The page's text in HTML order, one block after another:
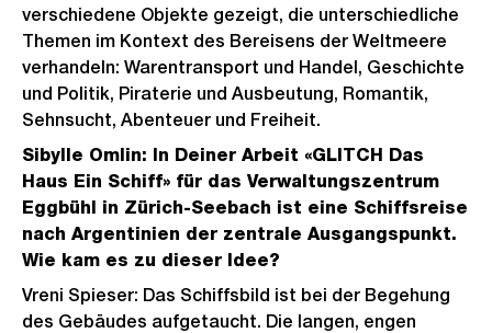
verschiedene Objekte gezeigt, die unterschiedliche
Themen im Kontext des Bereisens der Weltmeere
verhandeln: Warentransport und Handel, Geschichte
und Politik, Piraterie und Ausbeutung, Romantik,
Sehnsucht, Abenteuer und Freiheit.
Sibylle Omlin: In Deiner Arbeit «GLITCH Das
Haus Ein Schiff» für das Verwaltungszentrum
Eggbühl in Zürich-Seebach ist eine Schiffsreise
nach Argentinien der zentrale Ausgangspunkt.
Wie kam es zu dieser Idee?
Vreni Spieser: Das Schiffsbild ist bei der Begehung
des Gebäudes aufgetaucht. Die langen, engen